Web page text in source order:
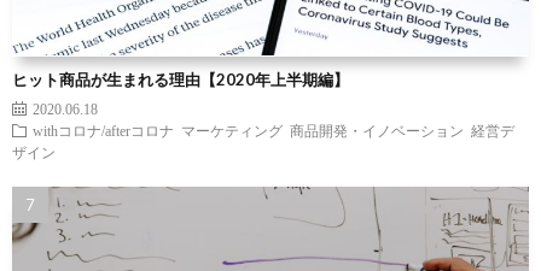
ヒット商品が生まれる理由【2020年上半期編】
2020.06.18
withコロナ/afterコロナ
マーケティング 商品開発・イノベーション 経営デ
ザイン